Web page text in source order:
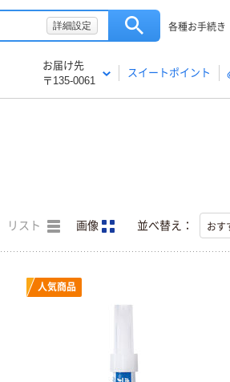
詳細設定 各種お手続き
お届け先
〒135-0061
スイートポイント
リスト 画像 並べ替え：
人気商品